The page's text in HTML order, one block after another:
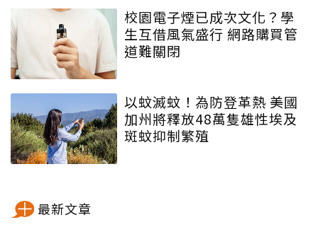
校園電子煙已成次文化？學
生互借風氣盛行 網路購買管
道難關閉
以蚊滅蚊！為防登革熱 美國
加州將釋放48萬隻雄性埃及
斑蚊抑制繁殖
最新文章